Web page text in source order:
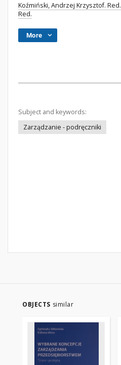
Koźmiński, Andrzej Krzysztof. Red.
Red.
More
Subject and keywords:
Zarządzanie - podręczniki
OBJECTS similar